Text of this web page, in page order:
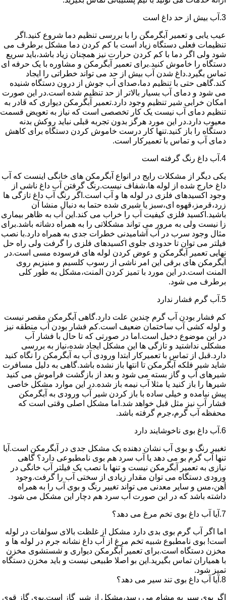
3.آب بیش از حد داغ است
عیب یابی و تعمیر آبگرمگن را با بررسی تنظیم دما شروع کنید.اگر
تنظیمات فعلی دستگاه زیاد است با کم کردن دما مشکل برطرف می
شود ولی اگر دما با کم کردن حرارت نیز همچنان زیاد باشد،باید سریع
دستگاه را خاموش کنید.برای تعمیر آبگرمکن و مشاوره با یک حرفه ای
تماس بگیرد.داغ شدن آب بیش از حد می تواند خطراتی را ایجاد
کند.گاهی حتی با تنظیم دما،صدای آب جوش از درون دستگاه شنیده
می شود و دمای آب بسیار بالاتر از حد تنظیم شده است.در این صورت
امکان خرابی شیر تنظیم وجود دارد.تعمیر آبگرمکن دیواری که قادر به
تنظیم دمای آب نیست یک کار تخصصی است که نیاز به تعویض قسمت
معیوب دارد.در این مورد هرگز بدون تجربه قبلی نباید روکش بدنه
دستگاه را باز کنید.تنها کار درست خاموش کردن دستگاه برای کاهش
دمای آب و تماس با تعمیرکار است.
4.آب داغ رنگ گرفته است
یکی دیگر از مشکلات رایج در انواع آبگرمکن های خانگی اینست که آب
داغ خارج شده از لوله ها،شفاف نیست.رنگ گرفتن آب داغ ناشی از
وجود اکسیدهای فلزی در لوله ها و آب است.اگر رنگ آب داغ تازگی ها
زرد،قرمز،قهوه ای،سبز یا شیری شده حتما به دنبال منشا آن
باشید.اکسید فلزی کیفیت آب را خراب می کند.این آب به ظاهر بیماری
زا نیست ولی به مرور می تواند مشکلاتی را به همراه دشاته باشد.برای
مثال وجود سرب در آب آشامیدنی خطرات جدی به همراه دارد.با نصب
فیلتر می توان تا حدودی جلوی اکسیدهای فلزی را گرفت ولی راه حل
نهایی تعمیر آبگرمکن و عوض کردن لوله های فرسوده مسی است.در
آبگرمکن های برقی این امر ناشی از رسوب کلسیم و منیزیم روی
المنت است.در این مورد با تمیز کردن المنت،مشکل به طور کلی
برطرف می شود.
5.آب گرم فشار ندارد
کم فشار بودن آب گرم چندین علت دارد.گاهی آبگرمکن مقصر نیست
و لوله کشی آب ساختمان ضعیف است.کم فشار بودن آب منطقه نیز
در این موضوع دخیل است.اما در صورتی که تا حال با فشار آب
مشکلی نداشتید و تازگی ها این مشکل ایجاد شده،نیاز به بررسی
دارد.قبل از تماس با تعمیرکار ابتدا ورودی آب به آبگرمکن را نگاه کنید
شاید شیر فلکه آبگرمکن تا انتها باز نشده باشد.گاهی به دلیل مسافرت
شیرهای آب و گاز بسته می شود و بعد از بازگشت فراموش می کنید
شیرها را باز کنید یا مثلا آب نیمه باز شده.در این موارد مشکل خاصی
پیش نیامده و خیلی ساده با باز کردن شیر آب ورودی به آبگرمکن
فشار آب نیز مثل قبل خواهد شد.اما مشکل اصلی وقتی است که
محفظه آب گرم،جرم گرفته باشد.
6.آب داغ بوی ناخوشایند دارد
تغییر رنگ و بوی آب نشان دهنده یک مشکل جدی در آبگرمکن است.آیا
تنها آب گرم بو می دهد یا آب سرد هم بوی نامطبوعی دارد؟ گاهی
نیازی به تعمیر آبگرمکن نیست و تنها با نصب یک فیلتر آب خانگی در
ورودی دستگاه می توان مقدار زیادی از سختی آب را گرفت.وجود
آهن،مس و سایر معدنی می تواند تغییر رنگ و بوی آب را به همراه
داشته باشد که در این صورت آب سرد هم دچار این مشکل می شود.
7.آیا آب داغ بوی تخم مرغ می دهد؟
اما اگر آب گرم بوی بدی دارد مشکل از غلظت بالای سولفات در لوله
است! بوی نامطبوع شبیه تخم مرغ از آب داغ نشانه جرم در لوله ها و
مخزن دستگاه است.برای تعمیر آبگرمکن دیواری و شستشوی مخزن
با همیاران تماس بگیرید.این بو اصلا طبیعی نیست و باید مخزن دستگاه
تمیز شود.
8.آیا آب داغ بوی تند سیر می دهد؟
اگر بوی سیر به مشام می رسد،مشکل از شیر گاز است.بوی گاز قوی